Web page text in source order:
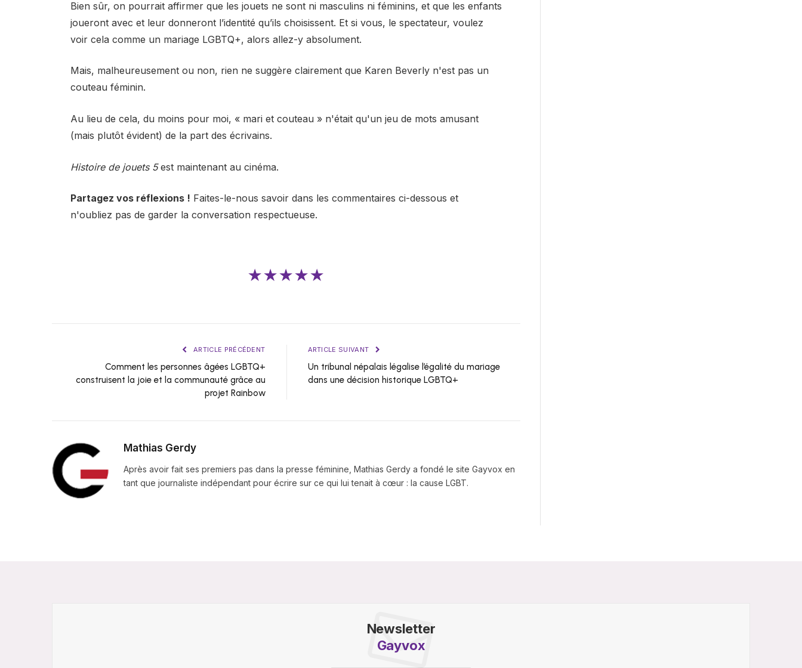
Bien sûr, on pourrait affirmer que les jouets ne sont ni masculins ni féminins, et que les enfants
joueront avec et leur donneront l’identité qu’ils choisissent. Et si vous, le spectateur, voulez
voir cela comme un mariage LGBTQ+, alors allez-y absolument.
Mais, malheureusement ou non, rien ne suggère clairement que Karen Beverly n'est pas un
couteau féminin.
Au lieu de cela, du moins pour moi, « mari et couteau » n'était qu'un jeu de mots amusant
(mais plutôt évident) de la part des écrivains.
Histoire de jouets 5est maintenant au cinéma.
Partagez vos réflexions ! Faites-le-nous savoir dans les commentaires ci-dessous et
n'oubliez pas de garder la conversation respectueuse.
★★★★★
ARTICLE PRÉCÉDENT
Comment les personnes âgées LGBTQ+
construisent la joie et la communauté grâce au
projet Rainbow
ARTICLE SUIVANT
Un tribunal népalais légalise l’égalité du mariage
dans une décision historique LGBTQ+
Mathias Gerdy
Après avoir fait ses premiers pas dans la presse féminine, Mathias Gerdy a fondé le site Gayvox en
tant que journaliste indépendant pour écrire sur ce qui lui tenait à cœur : la cause LGBT.
Newsletter
Gayvox